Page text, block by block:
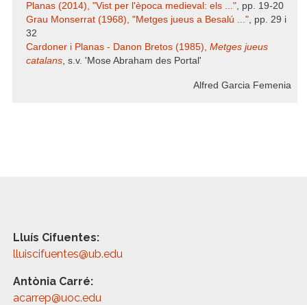
Planas (2014), "Vist per l'època medieval: els ...", pp. 19-20
Grau Monserrat (1968), "Metges jueus a Besalú ...", pp. 29 i
32
Cardoner i Planas - Danon Bretos (1985), Metges jueus
catalans, s.v. 'Mose Abraham des Portal'
Alfred Garcia Femenia
Lluís Cifuentes:
lluiscifuentes@ub.edu
Antònia Carré:
acarrep@uoc.edu